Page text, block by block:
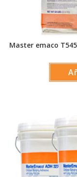
Master emaco T545